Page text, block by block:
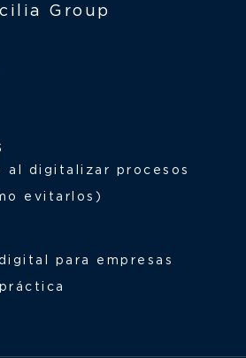
Group
al digitalizar procesos
evitarlos)
para empresas